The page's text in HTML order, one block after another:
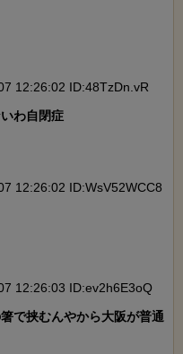
12:26:02 ID:48TzDn.vR
わ自閉症
12:26:02 ID:WsV52WCC8
12:26:03 ID:ev2h6E3oQ
で挟むんやから大阪が普通